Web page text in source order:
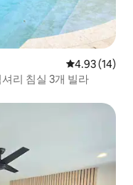
평점 4.93점
4.93 (14)
리 침실 3개 빌라